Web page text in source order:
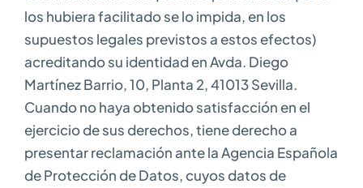
los hubiera facilitado se lo impida, en los
supuestos legales previstos a estos efectos)
acreditando su identidad en Avda. Diego
Martínez Barrio, 10, Planta 2, 41013 Sevilla.
Cuando no haya obtenido satisfacción en el
ejercicio de sus derechos, tiene derecho a
presentar reclamación ante la Agencia Española
de Protección de Datos, cuyos datos de